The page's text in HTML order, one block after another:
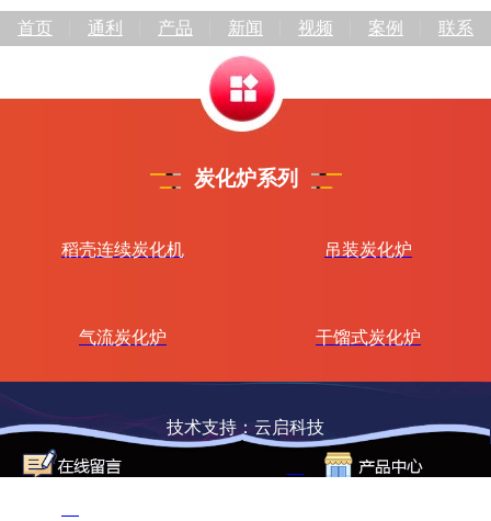
首页 通利 产品 新闻 视频 案例 联系
炭化炉系列
稻壳连续炭化机 吊装炭化炉
气流炭化炉 干馏式炭化炉
技术支持：云启科技